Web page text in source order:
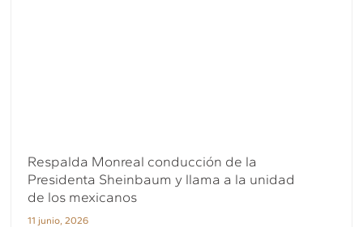
Respalda Monreal conducción de la
Presidenta Sheinbaum y llama a la unidad
de los mexicanos
11 junio, 2026